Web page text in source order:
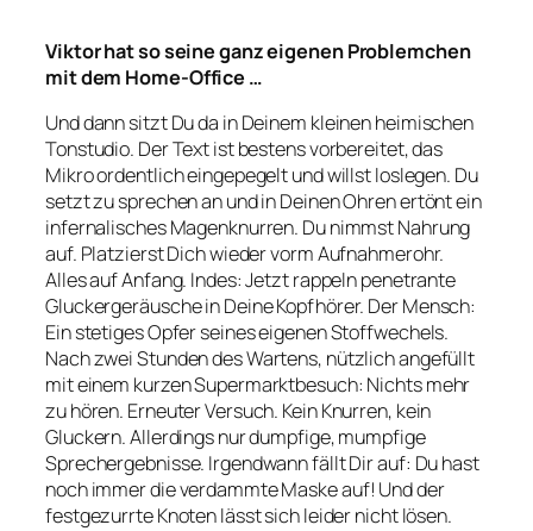
Viktor hat so seine ganz eigenen Problemchen
mit dem Home-Office …
Und dann sitzt Du da in Deinem kleinen heimischen
Tonstudio. Der Text ist bestens vorbereitet, das
Mikro ordentlich eingepegelt und willst loslegen. Du
setzt zu sprechen an und in Deinen Ohren ertönt ein
infernalisches Magenknurren. Du nimmst Nahrung
auf. Platzierst Dich wieder vorm Aufnahmerohr.
Alles auf Anfang. Indes: Jetzt rappeln penetrante
Gluckergeräusche in Deine Kopfhörer. Der Mensch:
Ein stetiges Opfer seines eigenen Stoffwechels.
Nach zwei Stunden des Wartens, nützlich angefüllt
mit einem kurzen Supermarktbesuch: Nichts mehr
zu hören. Erneuter Versuch. Kein Knurren, kein
Gluckern. Allerdings nur dumpfige, mumpfige
Sprechergebnisse. Irgendwann fällt Dir auf: Du hast
noch immer die verdammte Maske auf! Und der
festgezurrte Knoten lässt sich leider nicht lösen.